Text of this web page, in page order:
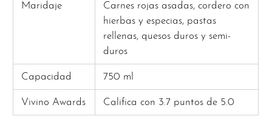
Maridaje
Carnes rojas asadas, cordero con
hierbas y especias, pastas
rellenas, quesos duros y semi-
duros
Capacidad 750 ml
Vivino Awards Califica con 3.7 puntos de 5.0